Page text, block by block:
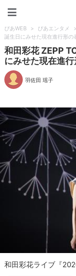
ぴあWEB > ぴあエンタメ >
誕生日にみせた現在進行形の
和田彩花 ZEPP
にみせた現在進
羽佐田 瑶子
和田彩花ライブ『